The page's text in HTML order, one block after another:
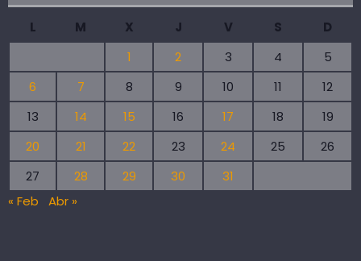
L M X J V S
D
1
2 3 4
5
6
7 8 9 10 11
12
13
14 15 16 17 18
19
20
21 22 23 24 25
26
27
28 29 30
31
« Feb
Abr »